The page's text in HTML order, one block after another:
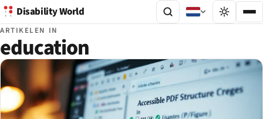
Disability World
ARTIKELEN IN
education